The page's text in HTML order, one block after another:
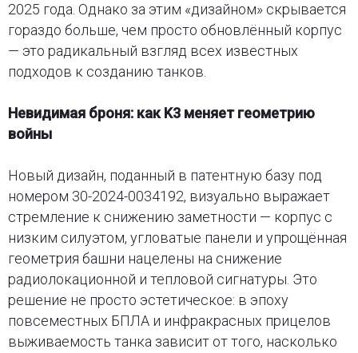
2025 года. Однако за этим «дизайном» скрывается
гораздо больше, чем просто обновлённый корпус
— это радикальный взгляд всех известных
подходов к созданию танков.
Невидимая броня: как K3 меняет геометрию
войны
Новый дизайн, поданный в патентную базу под
номером 30-2024-0034192, визуально выражает
стремление к снижению заметности — корпус с
низким силуэтом, угловатые панели и упрощённая
геометрия башни нацелены на снижение
радиолокационной и тепловой сигнатуры. Это
решение не просто эстетическое: в эпоху
повсеместных БПЛА и инфракрасных прицелов
выживаемость танка зависит от того, насколько